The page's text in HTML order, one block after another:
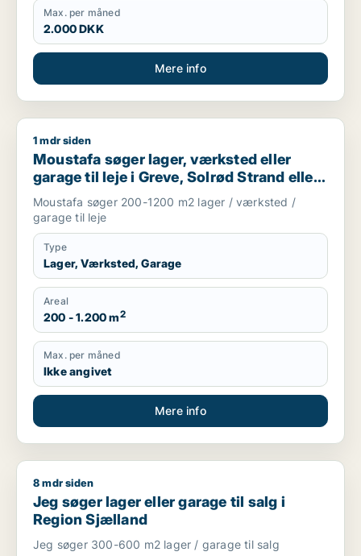
Max. per måned
2.000 DKK
Mere info
Moustafa søger lager, værksted eller garage til leje i Greve,
1 mdr siden
Moustafa søger lager, værksted eller
garage til leje i Greve, Solrød Strand eller
Roskilde m.fl.
Moustafa søger 200-1200 m2 lager / værksted /
garage til leje
Type
Lager, Værksted, Garage
Areal
200 - 1.200 m2
Max. per måned
Ikke angivet
Mere info
Jeg søger lager eller garage til salg i Region Sjælland
8 mdr siden
Jeg søger lager eller garage til salg i
Region Sjælland
Jeg søger 300-600 m2 lager / garage til salg